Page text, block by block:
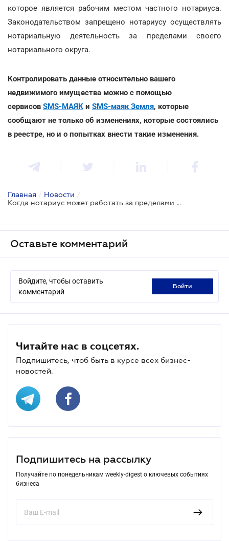
которое является рабочим местом частного нотариуса.
Законодательством запрещено нотариусу осуществлять
нотариальную деятельность за пределами своего
нотариального округа.
Контролировать данные относительно вашего
недвижимого имущества можно с помощью
сервисов SMS-МАЯК и SMS-маяк Земля, которые
сообщают не только об изменениях, которые состоялись
в реестре, но и о попытках внести такие изменения.
Главная / Новости /
Когда нотариус может работать за пределами своего округа: позиция ВС
Оставьте комментарий
Войдите, чтобы оставить
комментарий
войти
Читайте нас в соцсетях.
Подпишитесь, чтоб быть в курсе всех бизнес-
новостей.
Подпишитесь на рассылку
Получайте по понедельникам weekly-digest о ключевых событиях
бизнеса